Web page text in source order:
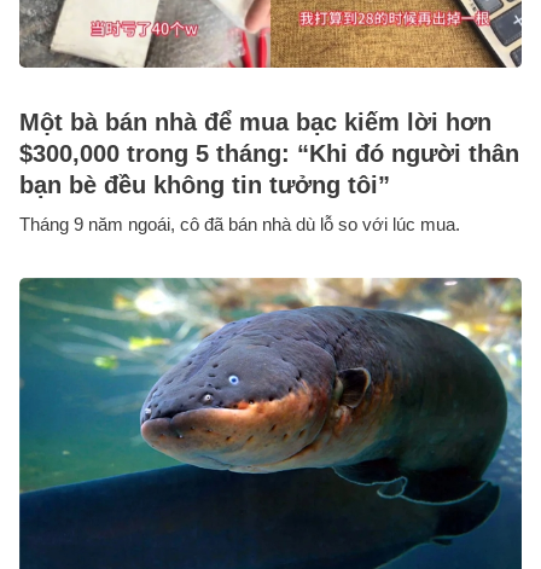
Một bà bán nhà để mua bạc kiếm lời hơn
$300,000 trong 5 tháng: “Khi đó người thân
bạn bè đều không tin tưởng tôi”
Tháng 9 năm ngoái, cô đã bán nhà dù lỗ so với lúc mua.